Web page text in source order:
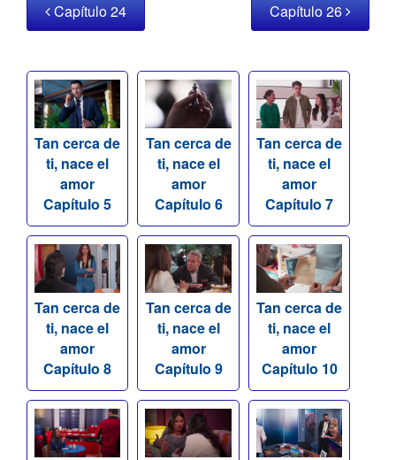
Capítulo 24 Capítulo 26
Tan cerca de
ti, nace el
amor
Capítulo 5
Tan cerca de
ti, nace el
amor
Capítulo 6
Tan cerca de
ti, nace el
amor
Capítulo 7
Tan cerca de
ti, nace el
amor
Capítulo 8
Tan cerca de
ti, nace el
amor
Capítulo 9
Tan cerca de
ti, nace el
amor
Capítulo 10